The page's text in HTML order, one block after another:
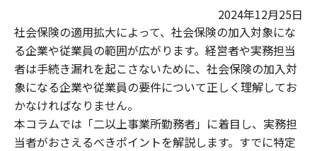
2024年12月25日
社会保険の適用拡大によって、社会保険の加入対象にな
る企業や従業員の範囲が広がります。経営者や実務担当
者は手続き漏れを起こさないために、社会保険の加入対
象になる企業や従業員の要件について正しく理解してお
かなければなりません。
本コラムでは「二以上事業所勤務者」に着目し、実務担
当者がおさえるべきポイントを解説します。すでに特定